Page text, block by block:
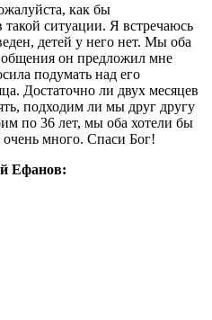
как бы
ситуации. Я встречаюсь
детей у него нет. Мы оба
он предложил мне
подумать над его
Достаточно ли двух месяцев
подходим ли мы друг другу
по 36 лет, мы оба хотели бы
очень много. Спаси Бог!
Ефанов: